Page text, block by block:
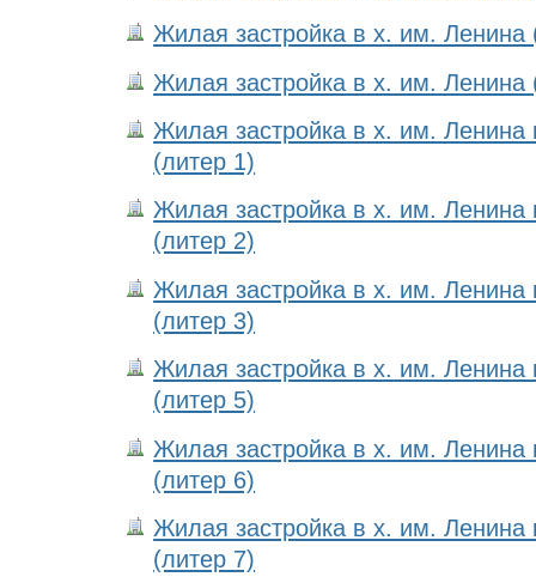
Жилая застройка в х. им. Ленина
Жилая застройка в х. им. Ленина
Жилая застройка в х. им. Ленина
(литер 1)
Жилая застройка в х. им. Ленина
(литер 2)
Жилая застройка в х. им. Ленина
(литер 3)
Жилая застройка в х. им. Ленина
(литер 5)
Жилая застройка в х. им. Ленина
(литер 6)
Жилая застройка в х. им. Ленина
(литер 7)